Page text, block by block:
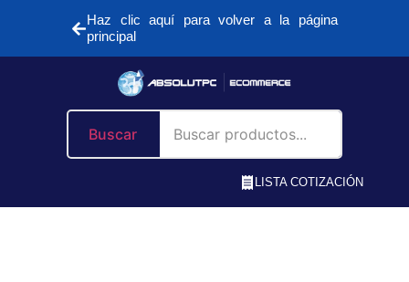
Haz clic aquí para volver a la página
principal
Buscar
LISTA COTIZACIÓN